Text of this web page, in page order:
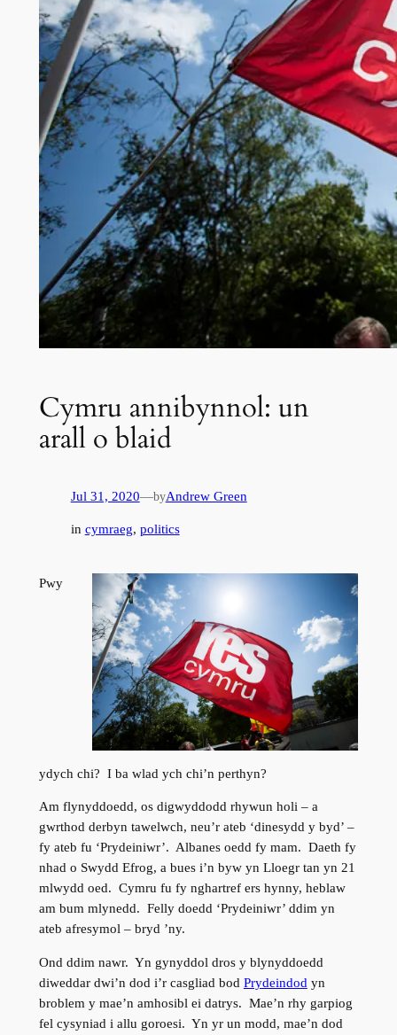
Cymru annibynnol: un
arall o blaid
Jul 31, 2020—byAndrew Green
in cymraeg, politics
Pwy
ydych chi? I ba wlad ych chi’n perthyn?
Am flynyddoedd, os digwyddodd rhywun holi – a
gwrthod derbyn tawelwch, neu’r ateb ‘dinesydd y byd’ –
fy ateb fu ‘Prydeiniwr’. Albanes oedd fy mam. Daeth fy
nhad o Swydd Efrog, a bues i’n byw yn Lloegr tan yn 21
mlwydd oed. Cymru fu fy nghartref ers hynny, heblaw
am bum mlynedd. Felly doedd ‘Prydeiniwr’ ddim yn
ateb afresymol – bryd ’ny.
Ond ddim nawr. Yn gynyddol dros y blynyddoedd
diweddar dwi’n dod i’r casgliad bod Prydeindodyn
broblem y mae’n amhosibl ei datrys. Mae’n rhy garpiog
fel cysyniad i allu goroesi. Yn yr un modd, mae’n dod